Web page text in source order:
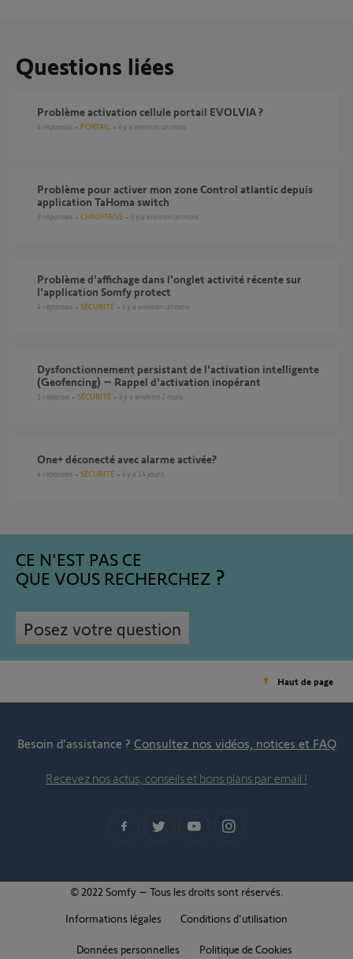
Questions liées
Problème activation cellule portail EVOLVIA ?
4 réponses PORTAIL il y a environ un mois
Problème pour activer mon zone Control atlantic depuis
application TaHoma switch
3 réponses CHAUFFAGE il y a environ un mois
problème d'affichage dans l'onglet activité récente sur
l'application Somfy protect
4 réponses SÉCURITÉ il y a environ un mois
Dysfonctionnement persistant de l'activation intelligente
(Geofencing) – Rappel d'activation inopérant
1 réponse SÉCURITÉ il y a environ 2 mois
One+ déconecté avec alarme activée?
4 réponses SÉCURITÉ il y a 14 jours
CE N'EST PAS CE
QUE VOUS RECHERCHEZ
Posez votre question
Haut de page
Besoin d’assistance ? Consultez nos vidéos, notices et FAQ
Recevez nos actus, conseils et bons plans par email !
© 2022 Somfy – Tous les droits sont réservés.
Informations légales
Conditions d'utilisation
Données personnelles Politique de Cookies